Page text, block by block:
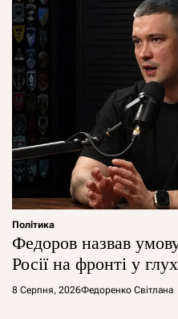
Політика
Федоров назвав
Росії на фронті у
8 Серпня, 2026Федоренко Світлана